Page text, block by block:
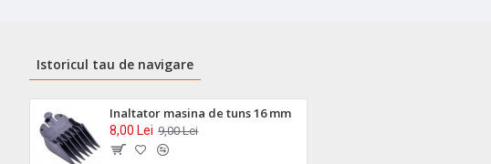
Istoricul tau de navigare
Inaltator masina de tuns 16 mm
8,00 Lei 9,00 Lei